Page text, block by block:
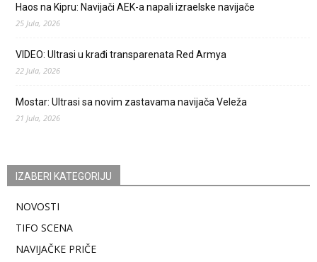
Haos na Kipru: Navijači AEK-a napali izraelske navijače
25 Jula, 2026
VIDEO: Ultrasi u krađi transparenata Red Armya
22 Jula, 2026
Mostar: Ultrasi sa novim zastavama navijača Veleža
21 Jula, 2026
IZABERI KATEGORIJU
NOVOSTI
TIFO SCENA
NAVIJAČKE PRIČE